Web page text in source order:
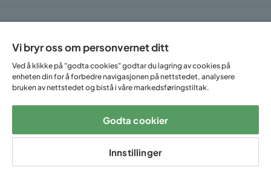
Følg oss på:
Vi bryr oss om personvernet ditt
Ved å klikke på "godta cookies" godtar du lagring av cookies på
enheten din for å forbedre navigasjonen på nettstedet, analysere
bruken av nettstedet og bistå i våre markedsføringstiltak.
Godta cookier
Innstillinger